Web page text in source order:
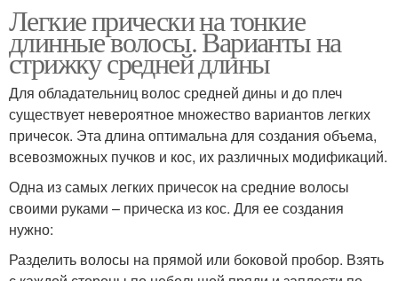
Легкие прически на тонкие
длинные волосы. Варианты на
стрижку средней длины
Для обладательниц волос средней дины и до плеч
существует невероятное множество вариантов легких
причесок. Эта длина оптимальна для создания объема,
всевозможных пучков и кос, их различных модификаций.
Одна из самых легких причесок на средние волосы
своими руками – прическа из кос. Для ее создания
нужно:
Разделить волосы на прямой или боковой пробор. Взять